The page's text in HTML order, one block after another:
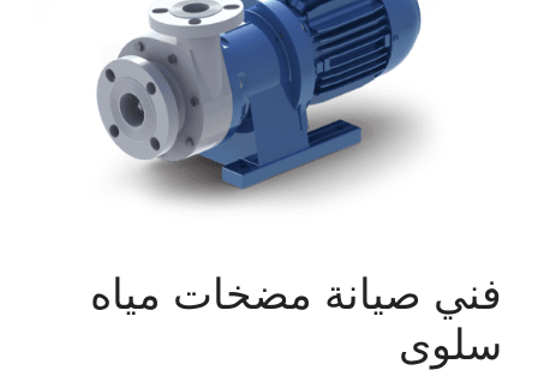
فني صيانة مضخات مياه
سلوى